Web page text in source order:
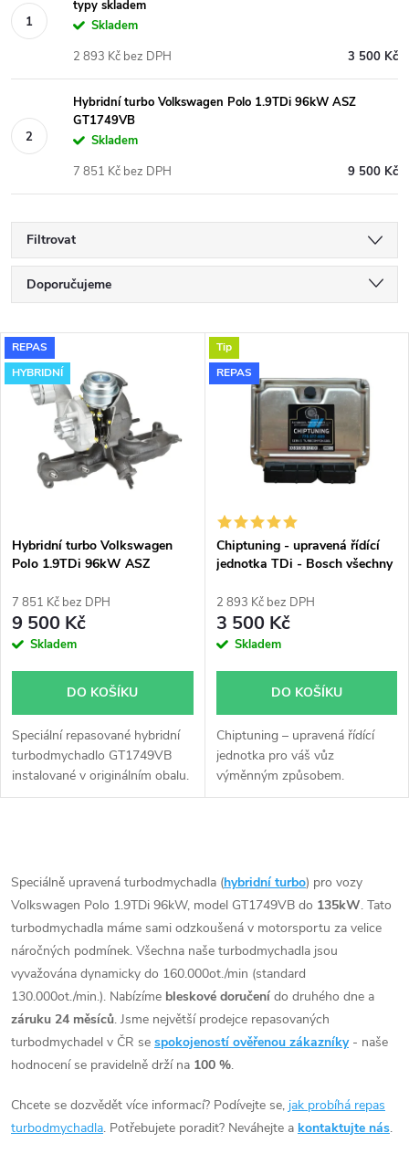
typy skladem
Skladem
3 500 Kč
2 893 Kč bez DPH
Hybridní turbo Volkswagen Polo 1.9TDi 96kW ASZ
GT1749VB
Skladem
9 500 Kč
7 851 Kč bez DPH
Filtrovat
Ř
a
z
p
r
o
u
k
ů
Doporučujeme
Nejdražší
Nejprodávanější
Abecedně
V
ý
s
p
r
o
d
u
k
ů
REPAS
HYBRIDNÍ
Hybridní turbo Volkswagen
Polo 1.9TDi 96kW ASZ
7 851 Kč bez DPH
9 500 Kč
Skladem
DO KOŠÍKU
Speciální repasované hybridní
turbodmychadlo GT1749VB
instalované v originálním obalu.
Vhodné zejména k
ASZ.
Tip
REPAS
Chiptuning - upravená řídící
jednotka TDi - Bosch všechny
2 893 Kč bez DPH
3 500 Kč
Skladem
DO KOŠÍKU
Chiptuning – upravená řídící
jednotka pro váš vůz
výměnným způsobem.
v
l
á
d
a
c
í
p
Speciálně upravená turbodmychadla (hybridní turbo) pro vozy
Volkswagen Polo 1.9TDi 96kW, model GT1749VB do 135kW. Tato
turbodmychadla máme sami odzkoušená v motorsportu za velice
náročných podmínek. Všechna naše turbodmychadla jsou
vyvažována dynamicky do 160.000ot./min (standard
130.000ot./min.). Nabízíme bleskové doručení do druhého dne a
záruku 24 měsíců. Jsme největší prodejce repasovaných
turbodmychadel v ČR se spokojeností ověřenou zákazníky- naše
hodnocení se pravidelně drží na 100 %.
Chcete se dozvědět více informací? Podívejte se, jak probíhá repas
turbodmychadla. Potřebujete poradit? Neváhejte a kontaktujte nás.